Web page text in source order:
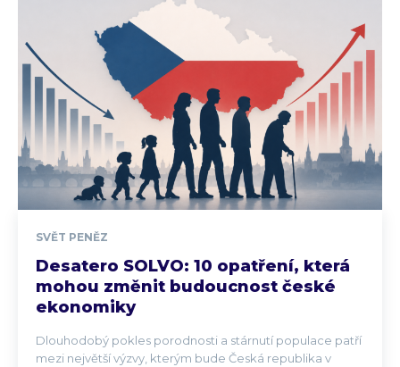
SVĚT PENĚZ
Desatero SOLVO: 10 opatření, která
mohou změnit budoucnost české
ekonomiky
Dlouhodobý pokles porodnosti a stárnutí populace patří
mezi největší výzvy, kterým bude Česká republika v